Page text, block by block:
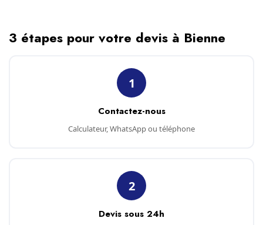
3 étapes pour votre devis à Bienne
1
Contactez-nous
Calculateur, WhatsApp ou téléphone
2
Devis sous 24h